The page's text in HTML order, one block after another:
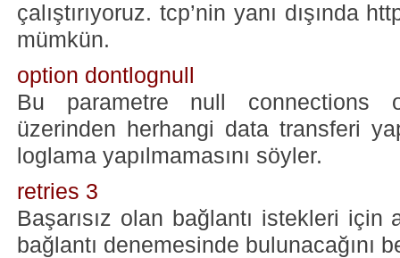
çalıştırıyoruz. tcp’nin yanı dışında
mümkün.
option dontlognull
Bu parametre null connections
üzerinden herhangi data transferi
loglama yapılmamasını söyler.
retries 3
Başarısız olan bağlantı istekleri
bağlantı denemesinde bulunacağını